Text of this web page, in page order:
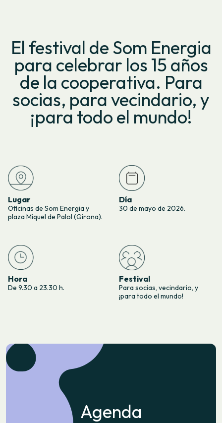
El festival de Som Energia
para celebrar los 15 años
de la cooperativa. Para
socias, para vecindario, y
¡para todo el mundo!
Lugar
Oficinas de Som Energia y
plaza Miquel de Palol (Girona).
Día
30 de mayo de 2026.
Hora
De 9.30 a 23.30 h.
Festival
Para socias, vecindario, y
¡para todo el mundo!
Agenda